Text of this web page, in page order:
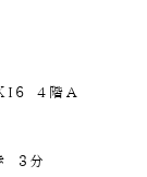
4階A
3分